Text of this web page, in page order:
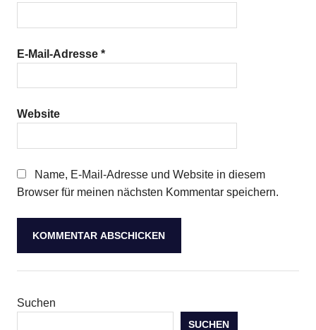
E-Mail-Adresse *
Website
Name, E-Mail-Adresse und Website in diesem
Browser für meinen nächsten Kommentar speichern.
Suchen
SUCHEN